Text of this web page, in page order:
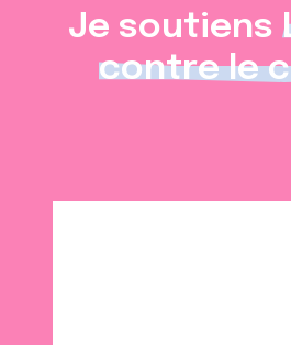
Je soutiens
contre le